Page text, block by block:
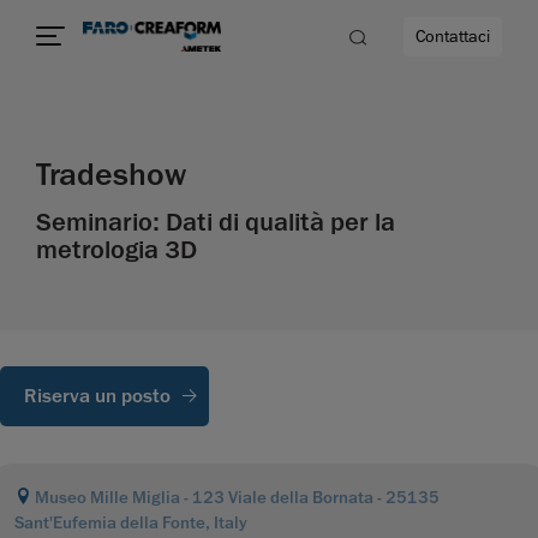
Contattaci
Tradeshow
Seminario: Dati di qualità per la
metrologia 3D
Riserva un posto
Museo Mille Miglia - 123 Viale della Bornata - 25135
Sant'Eufemia della Fonte, Italy